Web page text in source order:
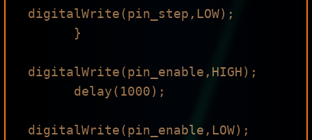
digitalWrite(pin_step,LOW);
digitalWrite(pin_enable,HIGH);
digitalWrite(pin_enable,LOW);